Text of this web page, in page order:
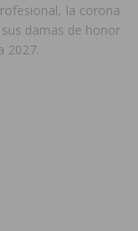
la corona
damas de honor
2027.